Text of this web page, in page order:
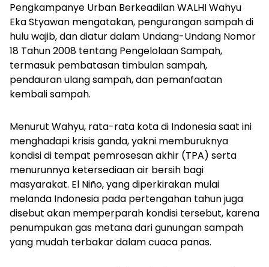
Pengkampanye Urban Berkeadilan WALHI Wahyu
Eka Styawan mengatakan, pengurangan sampah di
hulu wajib, dan diatur dalam Undang-Undang Nomor
18 Tahun 2008 tentang Pengelolaan Sampah,
termasuk pembatasan timbulan sampah,
pendauran ulang sampah, dan pemanfaatan
kembali sampah.
Menurut Wahyu, rata-rata kota di Indonesia saat ini
menghadapi krisis ganda, yakni memburuknya
kondisi di tempat pemrosesan akhir (TPA) serta
menurunnya ketersediaan air bersih bagi
masyarakat. El Niño, yang diperkirakan mulai
melanda Indonesia pada pertengahan tahun juga
disebut akan memperparah kondisi tersebut, karena
penumpukan gas metana dari gunungan sampah
yang mudah terbakar dalam cuaca panas.